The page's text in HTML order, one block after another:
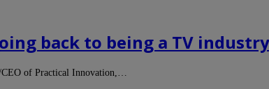
back to being a TV
of Practical Innovation,…